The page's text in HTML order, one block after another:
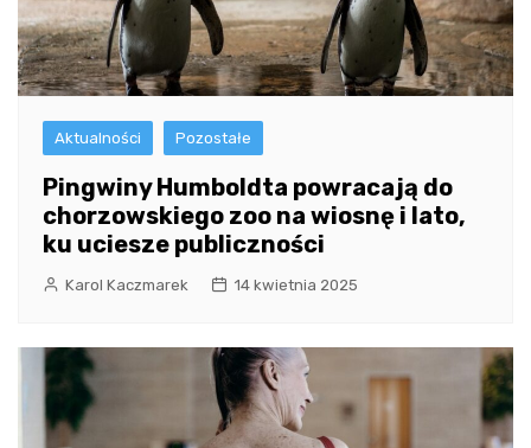
Aktualności Pozostałe
Pingwiny Humboldta powracają do
chorzowskiego zoo na wiosnę i lato,
ku uciesze publiczności
Karol Kaczmarek 14 kwietnia 2025